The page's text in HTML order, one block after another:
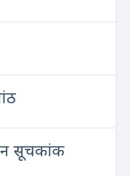
सूचकांक